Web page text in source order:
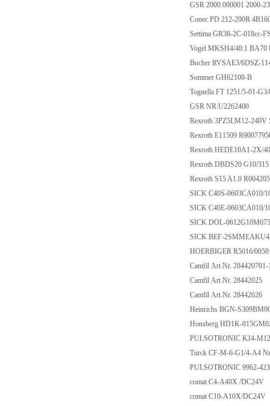
GSR 2000.000001 2000-
Conec PD 212-200R
Settima GR38-2C-018cc-
Vogel MKSH4/48:1
Bucher RVSAE3/6DSZ-
Sommer GH62100-B
Tognella FT 1251/5-01-
GSR NR:U2262400
Rexroth 3PZ5LM12-240V
Rexroth E11509
Rexroth HEDE10A1-2X/
Rexroth DBDS20 G10/
Rexroth S15 A1.0
SICK C40S-0603CA010/
SICK C40E-0603CA010/
SICK DOL-
SICK BEF-
HOERBIGER R5016/
Camfil Art.Nr.
Camfil Art.Nr. 28442025
Camfil Art.Nr. 28442026
Heinrichs BGN-
Honsberg HD1K-
PULSOTRONIC KJ4-
Turck CF-M-6-G1/4-A4
PULSOTRONIC 9962-
comat C4-A40X /DC24V
comat C10-A10X/DC24V